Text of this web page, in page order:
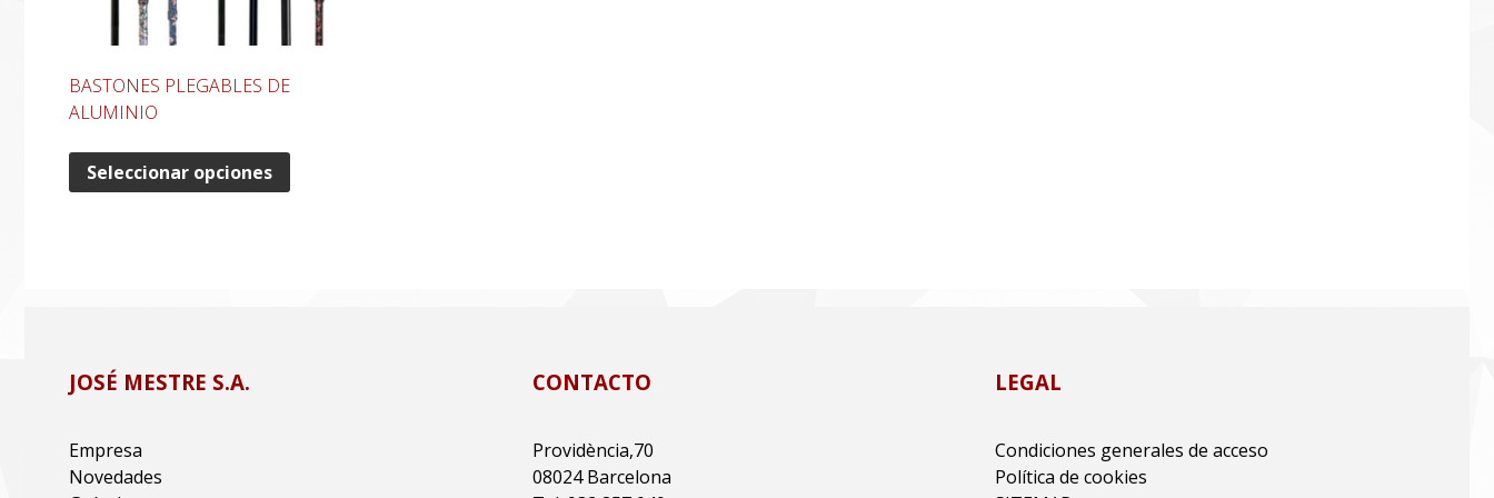
BASTONES PLEGABLES DE
ALUMINIO
Seleccionar opciones
JOSÉ MESTRE S.A.
Empresa
Novedades
CONTACTO
Providència,70
08024 Barcelona
LEGAL
Condiciones generales de acceso
Política de cookies